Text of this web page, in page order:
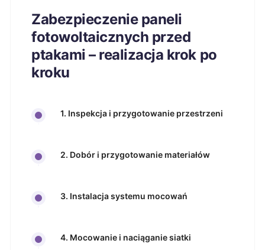
Zabezpieczenie paneli
fotowoltaicznych przed
ptakami – realizacja krok po
kroku
1. Inspekcja i przygotowanie przestrzeni
2. Dobór i przygotowanie materiałów
3. Instalacja systemu mocowań
4. Mocowanie i naciąganie siatki